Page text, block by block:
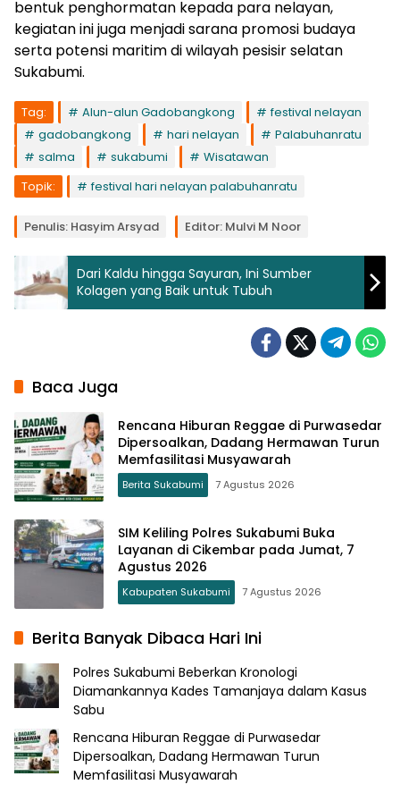
bentuk penghormatan kepada para nelayan,
kegiatan ini juga menjadi sarana promosi budaya
serta potensi maritim di wilayah pesisir selatan
Sukabumi.
Tag: Alun-alun Gadobangkong
festival nelayan
gadobangkong
hari nelayan
Palabuhanratu
salma
sukabumi
Wisatawan
Topik:
festival hari nelayan palabuhanratu
Penulis: Hasyim Arsyad Editor: Mulvi M Noor
Dari Kaldu hingga Sayuran, Ini Sumber
Kolagen yang Baik untuk Tubuh
Baca Juga
Rencana Hiburan Reggae di Purwasedar
Dipersoalkan, Dadang Hermawan Turun
Memfasilitasi Musyawarah
Berita Sukabumi 7 Agustus 2026
SIM Keliling Polres Sukabumi Buka
Layanan di Cikembar pada Jumat, 7
Agustus 2026
Kabupaten Sukabumi 7 Agustus 2026
Berita Banyak Dibaca Hari Ini
Polres Sukabumi Beberkan Kronologi
Diamankannya Kades Tamanjaya dalam Kasus
Sabu
Rencana Hiburan Reggae di Purwasedar
Dipersoalkan, Dadang Hermawan Turun
Memfasilitasi Musyawarah